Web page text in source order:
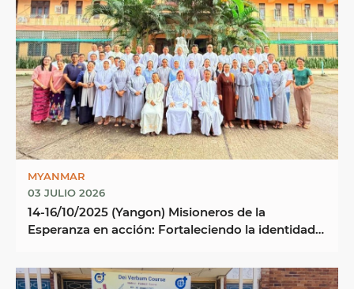
MYANMAR
03 JULIO 2026
14-16/10/2025 (Yangon) Misioneros de la
Esperanza en acción: Fortaleciendo la identidad,